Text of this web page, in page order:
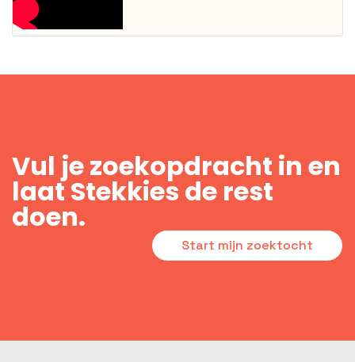
Vul je zoekopdracht in en
laat Stekkies de rest
doen.
Start mijn zoektocht